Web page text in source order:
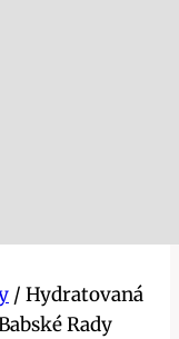
/ Hydratovaná
Rady